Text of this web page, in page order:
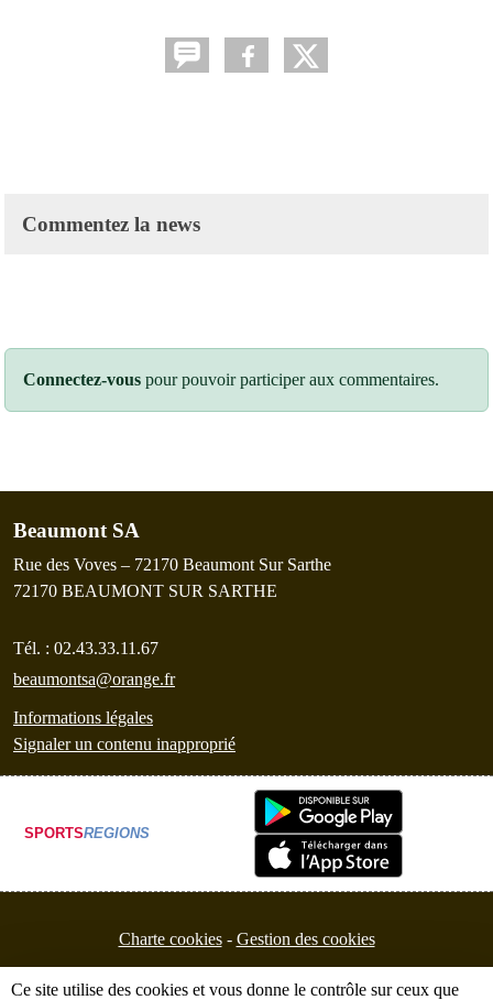
Commentez la news
Connectez-vous pour pouvoir participer aux commentaires.
Beaumont SA
Rue des Voves – 72170 Beaumont Sur Sarthe
72170 BEAUMONT SUR SARTHE
Tél. : 02.43.33.11.67
beaumontsa@orange.fr
Informations légales
Signaler un contenu inapproprié
SPORTSREGIONS
Charte cookies Gestion des cookies
Ce site utilise des cookies et vous donne le contrôle sur ceux que